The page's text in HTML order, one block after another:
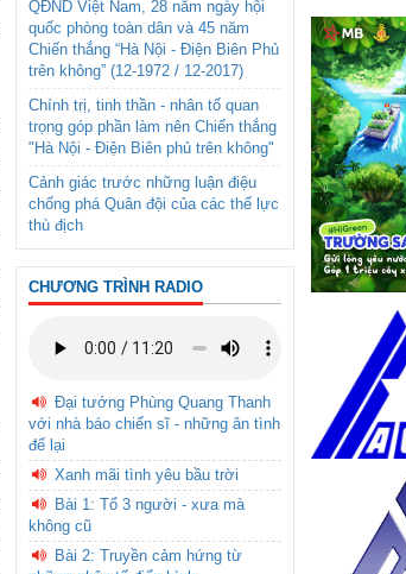
QĐND Việt Nam, 28 năm ngày hội
quốc phòng toàn dân và 45 năm
Chiến thắng “Hà Nội - Điện Biên Phủ
trên không” (12-1972 / 12-2017)
Chính trị, tinh thần - nhân tố quan
trọng góp phần làm nên Chiến thắng
"Hà Nội - Điện Biên phủ trên không"
Cảnh giác trước những luận điệu
chống phá Quân đội của các thế lực
thù địch
CHƯƠNG TRÌNH RADIO
Đại tướng Phùng Quang Thanh
với nhà báo chiến sĩ - những ân tình
để lại
Xanh mãi tình yêu bầu trời
Bài 1: Tổ 3 người - xưa mà
không cũ
Bài 2: Truyền cảm hứng từ